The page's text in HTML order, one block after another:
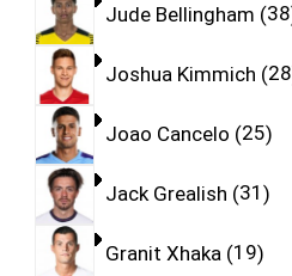
Jude Bellingham 38
Joshua Kimmich 28
Joao Cancelo 25
Jack Grealish 31
Granit Xhaka 19